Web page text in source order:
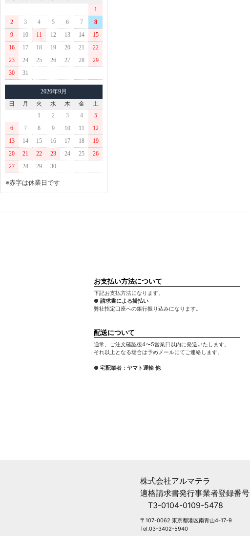
1
2
3 4 5 6 7
8
9
10 11 12 13 14
15
16
17 18 19 20 21
22
23
24 25 26 27 28
29
30
31
2026年9月
日
月 火 水 木 金
土
1
2 3 4
5
6
7 8 9 10 11
12
13
14 15 16 17 18
19
20
21 22 23 24 25
26
27
28 29 30
※赤字は休業日です
お支払い方法について
下記お支払方法になります。
● 請求書による掛払い
弊社指定口座への銀行振り込みになります。
配送について
通常、ご注文確認後4〜5営業日以内に発送いたします。
それ以上となる場合は予めメールにてご連絡します。
● 宅配業者：ヤマト運輸 他
株式会社アルマテラ
適格請求書発行事業者登録番号
T3-0104-0109-5478
〒107-0062 東京都港区南青山4-17-9
Tel.03-3402-5940